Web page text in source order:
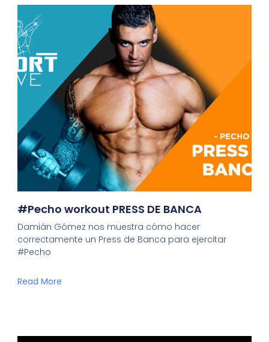
#Pecho workout PRESS DE BANCA
Damián Gómez nos muestra cómo hacer
correctamente un Press de Banca para ejercitar
#Pecho
Read More